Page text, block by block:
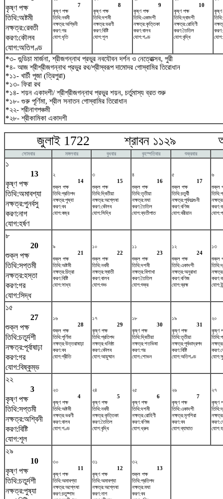
কৃষ্ণ পক্ষ
তিথি:অষ্টমী
নক্ষত্র:রেবতী
করণ:কৌলব
যোগ:অতিগণ্ড
7
কৃষ্ণ পক্ষ
তিথি:নবমী
নক্ষত্র:অশ্বিনী
করণ:গর
যোগ:ধৃতি
8
কৃষ্ণ পক্ষ
তিথি:দশমী
নক্ষত্র:ভরণী
করণ:বিষ্টি
যোগ:শূল
9
কৃষ্ণ পক্ষ
তিথি:একাদশী
নক্ষত্র:কৃত্তিকা
করণ:বালব
যোগ:গণ্ড
10
কৃষ্ণ পক্ষ
তিথি:দ্বাদশী
নক্ষত্র:রোহিণী
করণ:তৈতিল
যোগ:বৃদ্ধি
কৃষ্ণ
*৩- গুন্ডিচা মার্জনা, শ্রীজগন্নাথ প্রভুর নবযৌবন দর্শন ও নেত্রোত্সব, পুরী
*৪- আজ শ্রীশ্রীজগন্নাথ প্রভুর রথ/শ্রীস্বরূপ দামোদর গোস্বামির তিরোধান
*১১- খার্চী পূজা (ত্রিপুরা)
*১৩- ফিরা রথ
*১৪- শয়ন একাদশী/ শ্রীশ্রীজগন্নাথ প্রভুর শয়ন, চর্তুমাস্য ব্রত শুরু
*১৮- গুরু পূর্ণিমা, শ্রীল সনাতন গোস্বামির তিরোধান
*২২- শ্রীনাগপঞ্চমী
*২৮- শ্রীকামিকা একাদশী
জুলাই 1722 শ্রাবন ১১২৯
সোমবার মঙ্গলবার বুধবার বৃহস্পতিবার শুক্রবার
১
13
কৃষ্ণ পক্ষ
তিথি:অমাবশ্যা
নক্ষত্র:পুনর্বসু
করণ:নাগ
যোগ:হর্ষণ
২
14
শুক্ল পক্ষ
তিথি:প্রতিপদ
নক্ষত্র:পুষ্যা
করণ:বব
যোগ:বজ্র
৩
15
শুক্ল পক্ষ
তিথি:দ্বিতীয়া
নক্ষত্র:অশ্লেষা
করণ:কৌলব
যোগ:সিদ্ধি
৪
16
শুক্ল পক্ষ
তিথি:তৃতীয়া
নক্ষত্র:মঘা
করণ:তৈতিল
যোগ:ব্যতীপাত
৫
17
শুক্ল পক্ষ
তিথি:চতুর্থী
নক্ষত্র:পূর্বফাল্গুনী
করণ:বণিজ
যোগ:বরীয়ান
৬
শুক্ল
৮
20
শুক্ল পক্ষ
তিথি:সপ্তমী
নক্ষত্র:হস্তা
করণ:গর
যোগ:সিদ্ধ
৯
21
শুক্ল পক্ষ
তিথি:অষ্টমী
নক্ষত্র:চিত্রা
করণ:বিষ্টি
যোগ:সাধ্য
১০
22
শুক্ল পক্ষ
তিথি:নবমী
নক্ষত্র:স্বাতী
করণ:বালব
যোগ:শুভ
১১
23
শুক্ল পক্ষ
তিথি:দশমী
নক্ষত্র:বিশাখা
করণ:তৈতিল
যোগ:শুক্র
১২
24
শুক্ল পক্ষ
তিথি:একাদশী
নক্ষত্র:অনুরাধা
করণ:বণিজ
যোগ:ব্রহ্ম
১৩
শুক্ল
১৫
27
শুক্ল পক্ষ
তিথি:চতুর্দশী
নক্ষত্র:পূর্বাষাঢ়া
করণ:গর
যোগ:বিষ্কুম্ভ
১৬
28
শুক্ল পক্ষ
তিথি:পূর্ণিমা
নক্ষত্র:উত্তরাষাঢ়া
করণ:বব
যোগ:প্রীতি
১৭
29
কৃষ্ণ পক্ষ
তিথি:প্রতিপদ
নক্ষত্র:ধনিষ্ঠা
করণ:কৌলব
যোগ:আয়ুষ্মান
১৮
30
কৃষ্ণ পক্ষ
তিথি:দ্বিতীয়া
নক্ষত্র:শতভিষ‌া
করণ:গর
যোগ:শোভন
১৯
31
কৃষ্ণ পক্ষ
তিথি:তৃতীয়া
নক্ষত্র:পূর্বভাদ্রপদ
করণ:বিষ্টি
যোগ:অতিগণ্ড
২০
কৃষ্ণ
২২
3
কৃষ্ণ পক্ষ
তিথি:সপ্তমী
নক্ষত্র:অশ্বিনী
করণ:বিষ্টি
যোগ:শূল
২৩
4
কৃষ্ণ পক্ষ
তিথি:অষ্টমী
নক্ষত্র:ভরণী
করণ:বালব
যোগ:গণ্ড
২৪
5
কৃষ্ণ পক্ষ
তিথি:নবমী
নক্ষত্র:কৃত্তিকা
করণ:তৈতিল
যোগ:বৃদ্ধি
২৫
6
কৃষ্ণ পক্ষ
তিথি:দশমী
নক্ষত্র:রোহিণী
করণ:বণিজ
যোগ:ধ্রুব
২৬
7
কৃষ্ণ পক্ষ
তিথি:একাদশী
নক্ষত্র:মৃগশিরা
করণ:বব
যোগ:ব্যাঘাত
২৭
কৃষ্ণ
২৯
10
কৃষ্ণ পক্ষ
তিথি:চতুর্দশী
নক্ষত্র:পুষ্যা
৩০
11
কৃষ্ণ পক্ষ
তিথি:অমাবশ্যা
নক্ষত্র:অশ্লেষা
করণ:চতুষ্পাদ
৩১
12
কৃষ্ণ পক্ষ
তিথি:অমাবশ্যা
নক্ষত্র:অশ্লেষা
করণ:নাগ
৩২
13
শুক্ল পক্ষ
তিথি:প্রতিপদ
নক্ষত্র:মঘা
করণ:বব